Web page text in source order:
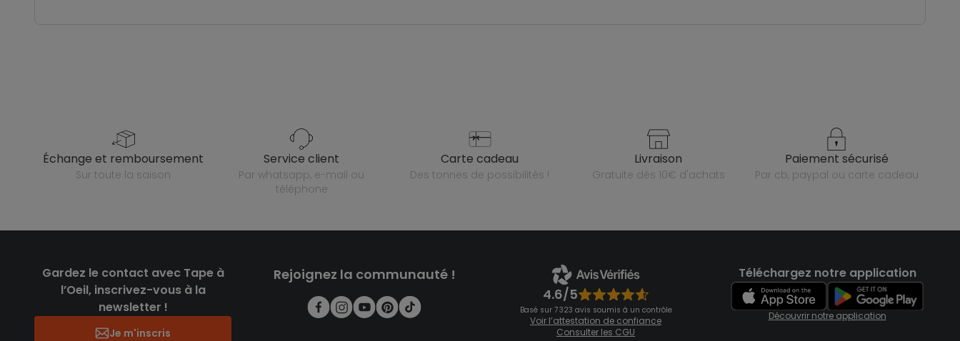
échange et remboursement
sur toute la saison
service client
par whatsapp, e-mail ou
téléphone
carte cadeau
des tonnes de possibilités !
livraison
gratuite dès 10€ d'achats
paiement sécurisé
par cb, paypal ou carte cadeau
Gardez le contact avec Tape à
l’Oeil, inscrivez-vous à la
newsletter !
Je m'inscris
Rejoignez la communauté !
4.6/5
Basé sur 7 323 avis soumis à un contrôle
Voir l’attestation de confiance
Consulter les CGU
Téléchargez notre application
Découvrir notre application